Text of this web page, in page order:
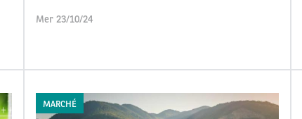
Mer 23/10/24
MARCHÉ